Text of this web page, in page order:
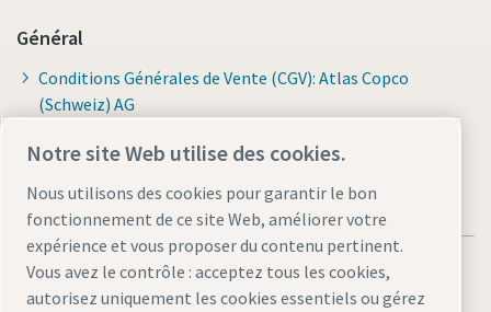
Général
Conditions Générales de Vente (CGV): Atlas Copco
(Schweiz) AG
Notre site Web utilise des cookies.
Nous utilisons des cookies pour garantir le bon
fonctionnement de ce site Web, améliorer votre
expérience et vous proposer du contenu pertinent.
Vous avez le contrôle : acceptez tous les cookies,
autorisez uniquement les cookies essentiels ou gérez